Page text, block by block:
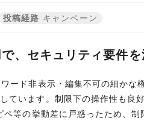
投稿経路 キャンペーン
、セキュリティ要件
ード非表示・編集不可の細かな
ています。制限下の操作性も良
等の挙動差に戸惑ったため、